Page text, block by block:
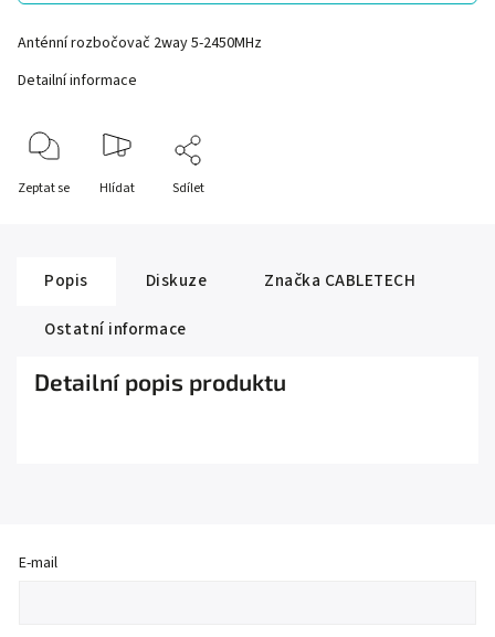
Anténní rozbočovač 2way 5-2450MHz
Detailní informace
Zeptat se Hlídat Sdílet
Popis Diskuze Značka CABLETECH
Ostatní informace
Detailní popis produktu
E-mail